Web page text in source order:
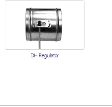
DH Regulator